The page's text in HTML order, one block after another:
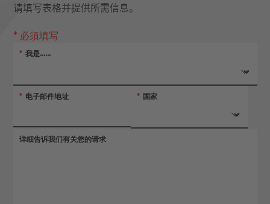
请填写表格并提供所需信息。